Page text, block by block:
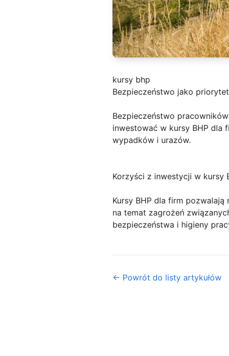
kursy bhp
Bezpieczeństwo jako priorytet
Bezpieczeństwo
inwestować w kursy BHP dla
wypadków i urazów.
Korzyści z inwestycji w kursy
Kursy BHP dla firm
na temat zagrożeń
bezpieczeństwa i higieny
← Powrót do listy artykułów